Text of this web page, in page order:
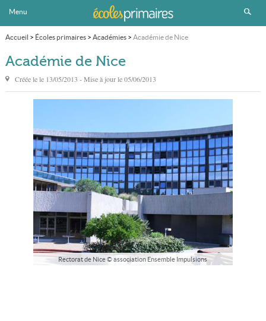
Menu
Accueil > Écoles primaires> Académies> Académie de Nice
Académie de Nice
Créée le le 13/05/2013 - Mise à jour le05/06/2013
Rectorat de Nice © association Ensemble Impulsions